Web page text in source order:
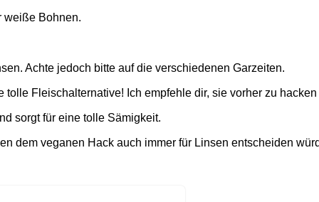
weiße Bohnen.
Achte jedoch bitte auf die verschiedenen Garzeiten.
Fleischalternative! Ich empfehle dir, sie vorher zu
sorgt für eine tolle Sämigkeit.
dem veganen Hack auch immer für Linsen entscheiden